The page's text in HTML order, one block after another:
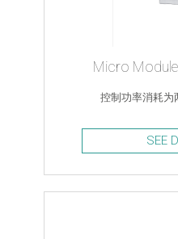
Micro
控制功率消耗为
SEE